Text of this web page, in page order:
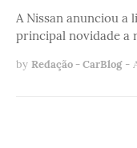
A Nissan anunciou a
principal novidade a
by Redação - CarBlog -